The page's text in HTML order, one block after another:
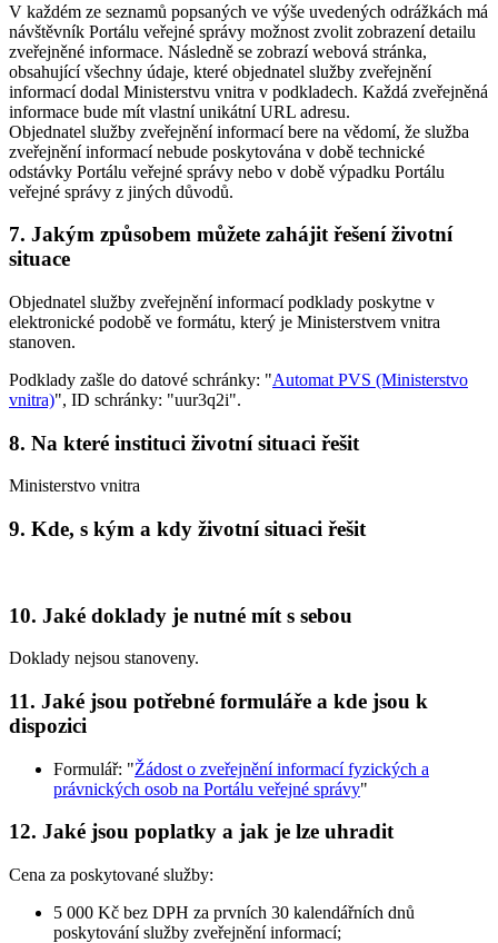
V každém ze seznamů popsaných ve výše uvedených odrážkách má
návštěvník Portálu veřejné správy možnost zvolit zobrazení detailu
zveřejněné informace. Následně se zobrazí webová stránka,
obsahující všechny údaje, které objednatel služby zveřejnění
informací dodal Ministerstvu vnitra v podkladech. Každá zveřejněná
informace bude mít vlastní unikátní URL adresu.
Objednatel služby zveřejnění informací bere na vědomí, že služba
zveřejnění informací nebude poskytována v době technické
odstávky Portálu veřejné správy nebo v době výpadku Portálu
veřejné správy z jiných důvodů.
7. Jakým způsobem můžete zahájit řešení životní
situace
Objednatel služby zveřejnění informací podklady poskytne v
elektronické podobě ve formátu, který je Ministerstvem vnitra
stanoven.
Podklady zašle do datové schránky: "Automat PVS (Ministerstvo
vnitra)", ID schránky: "uur3q2i".
8. Na které instituci životní situaci řešit
Ministerstvo vnitra
9. Kde, s kým a kdy životní situaci řešit
10. Jaké doklady je nutné mít s sebou
Doklady nejsou stanoveny.
11. Jaké jsou potřebné formuláře a kde jsou k
dispozici
Formulář: "Žádost o zveřejnění informací fyzických a
právnických osob na Portálu veřejné správy"
12. Jaké jsou poplatky a jak je lze uhradit
Cena za poskytované služby:
5 000 Kč bez DPH za prvních 30 kalendářních dnů
poskytování služby zveřejnění informací;